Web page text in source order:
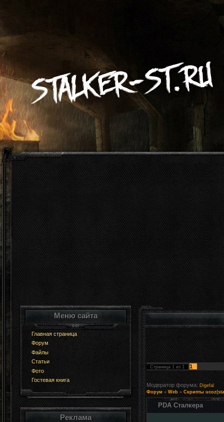
Меню сайта
Главная страница
Форум
Файлы
Статьи
Фото
Гостевая книга
Реклама
Страница 1 из 1 1
Модератор форума: Digefal
Форум » Web » Скрипты
PDA Сталкера